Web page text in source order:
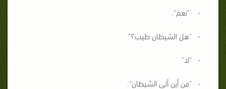
- "نعم".
- "هل الشيطان طيب؟"
- "لا"
- "من أين أتى الشيطان".